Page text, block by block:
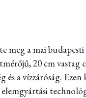
meg a mai
20 cm vastag
a vízzáróság.